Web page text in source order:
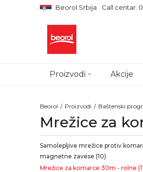
Beorol Srbija Call centar:
Proizvodi Akcije
Beorol Proizvodi Baštenski
Mrežice za
Samolepljive mrežice protiv
magnetne zavese (10)
Mrežice za komarce 30m - rolne